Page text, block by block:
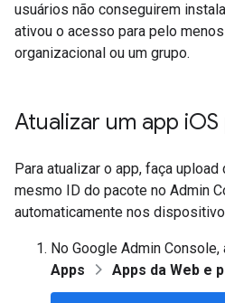
usuários não conseguirem
ativou o acesso para pelo
organizacional ou um grupo.
Atualizar um app i
Para atualizar o app, faça
mesmo ID do pacote no Admin
automaticamente nos
No Google Admin
Apps
Apps da Web e